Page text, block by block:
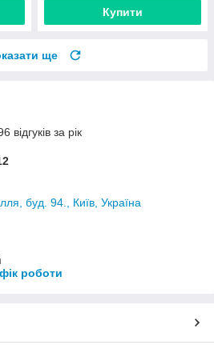
Купити
ще
відгуків за рік
буд. 94., Київ, Україна
роботи